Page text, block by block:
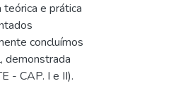
e prática
concluímos
demonstrada
- CAP. I e II).